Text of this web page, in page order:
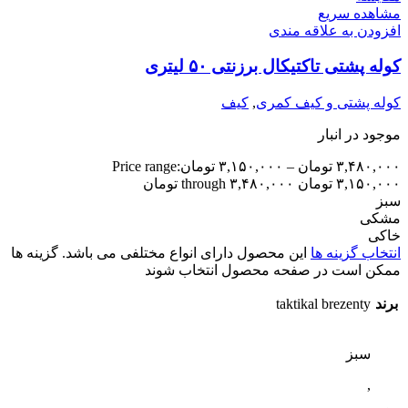
مشاهده سریع
افزودن به علاقه مندی
کوله پشتی تاکتیکال برزنتی ۵۰ لیتری
کوله پشتی و کیف کمری, کیف
موجود در انبار
۳,۴۸۰,۰۰۰ تومان – ۳,۱۵۰,۰۰۰ تومانPrice range:
۳,۱۵۰,۰۰۰ تومان through ۳,۴۸۰,۰۰۰ تومان
سبز
مشکی
خاکی
انتخاب گزینه ها این محصول دارای انواع مختلفی می باشد. گزینه ها
ممکن است در صفحه محصول انتخاب شوند
برند taktikal brezenty
سبز
,